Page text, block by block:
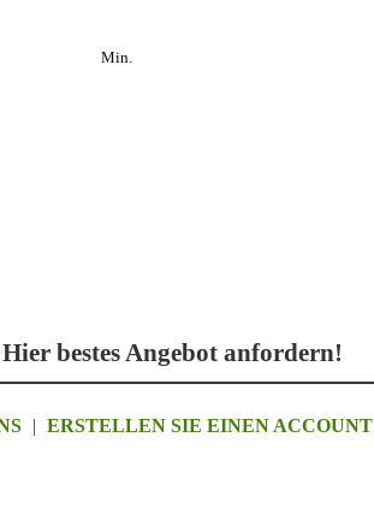
Min.
bestes Angebot anfordern!
| ERSTELLEN SIE EINEN ACCOUNT